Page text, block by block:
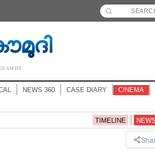
AM IST
NEWS 360 CASE DIARY CINEMA
TIMELINE NEWS